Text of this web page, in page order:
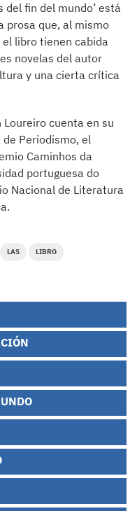
del fin del mundo’ está
prosa que, al mismo
libro tienen cabida
novelas del autor
y una cierta crítica
Loureiro cuenta en su
Periodismo, el
Caminhos da
portuguesa do
Nacional de Literatura
LAS LIBRO